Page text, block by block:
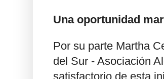
Una oportunidad
Por su parte Martha
del Sur - Asociación
satisfactorio de esta